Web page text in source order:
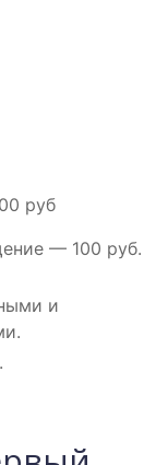
руб
— 100 руб.
и